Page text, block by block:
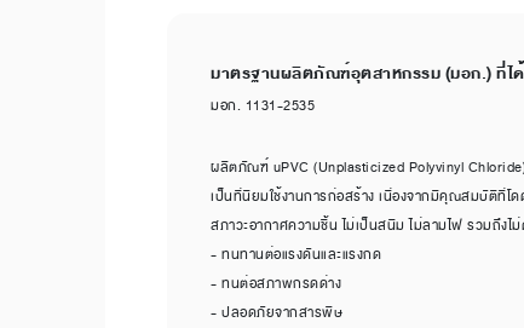
มาตรฐานผลิตภัณฑ์อุตสาหกรรม (มอก.) ที่ไ
มอก. 1131-2535
ผลิตภัณฑ์ uPVC (Unplasticized Polyvinyl
เป็นที่นิยมใช้งานการก่อสร้าง เนื่องจากมีคุณสมบัติที่โ
สภาวะอากาศความชื้น ไม่เป็นสนิม ไม่ลามไฟ รวมถึงไ
- ทนทานต่อแรงดันและแรงกด
- ทนต่อสภาพกรดด่าง
- ปลอดภัยจากสารพิษ